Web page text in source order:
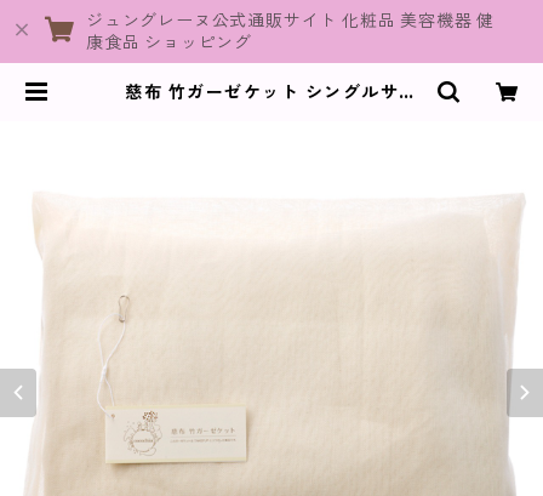
ジュングレーヌ公式通販サイト 化粧品 美容機器 健
康食品 ショッピング
慈布 竹ガーゼケット シングルサイ